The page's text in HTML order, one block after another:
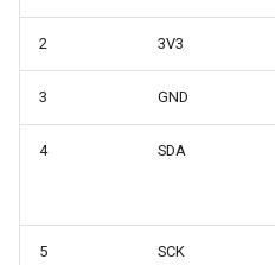
2 3V3
3 GND
4 SDA
5 SCK